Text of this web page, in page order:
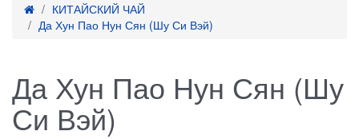
КИТАЙСКИЙ ЧАЙ
Да Хун Пао Нун Сян (Шу Си Вэй)
Да Хун Пао Нун Сян (Шу
Си Вэй)